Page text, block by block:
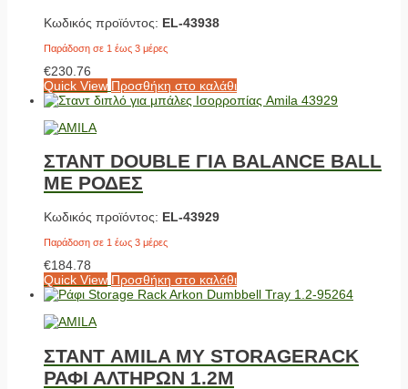
Κωδικός προϊόντος: EL-43938
Παράδοση σε 1 έως 3 μέρες
€230.76
Quick View Προσθήκη στο καλάθι
ΣΤΑΝΤ DOUBLE ΓΙΑ BALANCE BALL
ΜΕ ΡΟΔΕΣ
Κωδικός προϊόντος: EL-43929
Παράδοση σε 1 έως 3 μέρες
€184.78
Quick View Προσθήκη στο καλάθι
ΣΤΑΝΤ AMILA MY STORAGERACK
ΡΑΦΙ ΑΛΤΗΡΩΝ 1.2Μ